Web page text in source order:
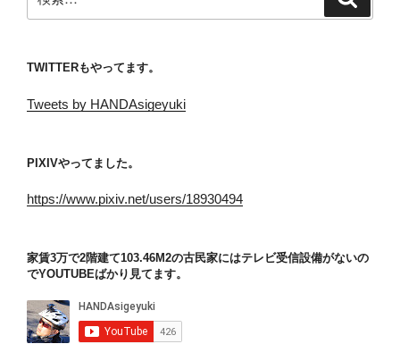
索:
TWITTERもやってます。
Tweets by HANDAsigeyuki
PIXIVやってました。
https://www.pixiv.net/users/18930494
家賃3万で2階建て103.46M2の古民家にはテレビ受信設備がないの
でYOUTUBEばかり見てます。